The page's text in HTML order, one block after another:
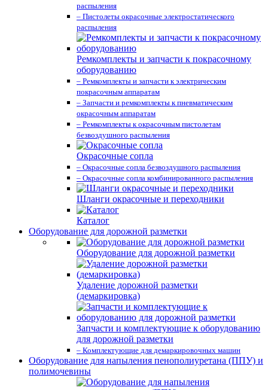
распыления
– Пистолеты окрасочные электростатического
распыления
Ремкомплекты и запчасти к покрасочному
оборудованию
– Ремкомплекты и запчасти к электрическим
покрасочным аппаратам
– Запчасти и ремкомплекты к пневматическим
окрасочным аппаратам
– Ремкомплекты к окрасочным пистолетам
безвоздушного распыления
Окрасочные сопла
– Окрасочные сопла безвоздушного распыления
– Окрасочные сопла комбинированного распыления
Шланги окрасочные и переходники
Каталог
Оборудование для дорожной разметки
Оборудование для дорожной разметки
Удаление дорожной разметки
(демаркировка)
Запчасти и комплектующие к оборудованию
для дорожной разметки
– Комплектующие для демаркировочных машин
Оборудование для напыления пенополиуретана (ППУ) и
полимочевины